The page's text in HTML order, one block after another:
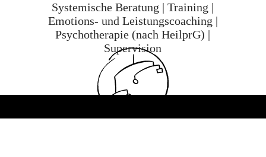
Systemische Beratung | Training |
Emotions- und Leistungscoaching |
Psychotherapie (nach HeilprG) |
Supervision